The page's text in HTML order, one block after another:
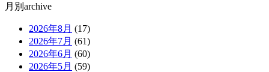
月別archive
2026年8月 (17)
2026年7月 (61)
2026年6月 (60)
2026年5月 (59)